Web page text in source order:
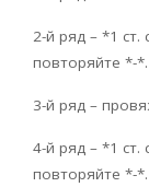
2-й ряд – *1 ст.
повторяйте *-*.
3-й ряд –
4-й ряд – *1 ст.
повторяйте *-*.